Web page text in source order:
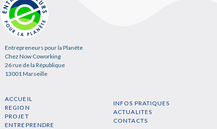
Entrepreneurs pour la Planète
Chez Now Coworking
26 rue de la République
13001 Marseille
ACCUEIL
REGION
PROJET
ENTREPRENDRE
INFOS PRATIQUES
ACTUALITES
CONTACTS